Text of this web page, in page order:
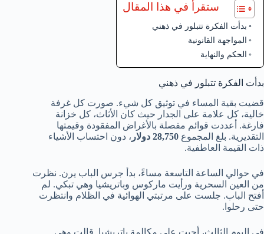
ستقرأ في هذا المقال
بدأت الفكرة تتبلور في ذهني
المواجهة القانونية
الحكم والنهاية
بدأت الفكرة تتبلور في ذهني
قضيت بقية المساء في توثيق كل شيء. صورت كل غرفة
خالية، كل علامة على الجدار حيث كان الأثاث، كل خزانة
فارغة. أعددت قوائم مفصلة بالأغراض المفقودة وقيمتها
التقديرية. بلغ المجموع 28,750 دولار
، دون احتساب الأشياء
ذات القيمة العاطفية.
في حوالي الساعة التاسعة مساءً، بدأ جرس الباب يرن. نظرت
من العين السحرية ورأيت ماركوس وباتريشيا وهي تبكي. لم
أفتح الباب. جلست على مرتبتي الهوائية في الظلام وانتظرت
حتى رحلوا.
في اليوم الثالث، أجبت على مكالمة باتريشيا. قالت وهي